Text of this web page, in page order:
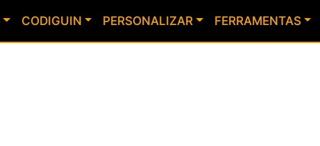
CODIGUIN PERSONALIZAR FERRAMENTAS